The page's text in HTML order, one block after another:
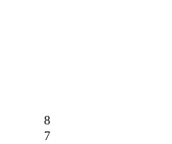
8
7